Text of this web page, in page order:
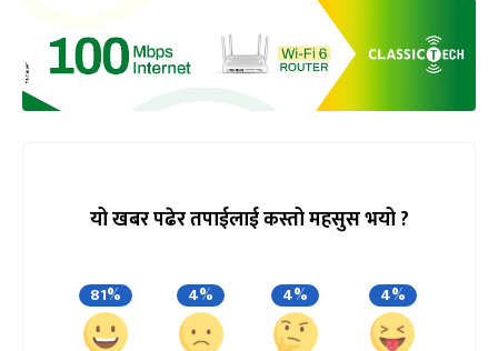
यो खबर पढेर तपाईलाई कस्तो महसुस भयो ?
81% 4% 4% 4%